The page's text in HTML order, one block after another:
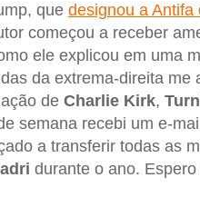
que designou a Antifa
começou a receber
ele explicou em uma
da extrema-direita me
de Charlie Kirk,
semana recebi um e-
a transferir todas as
durante o ano.